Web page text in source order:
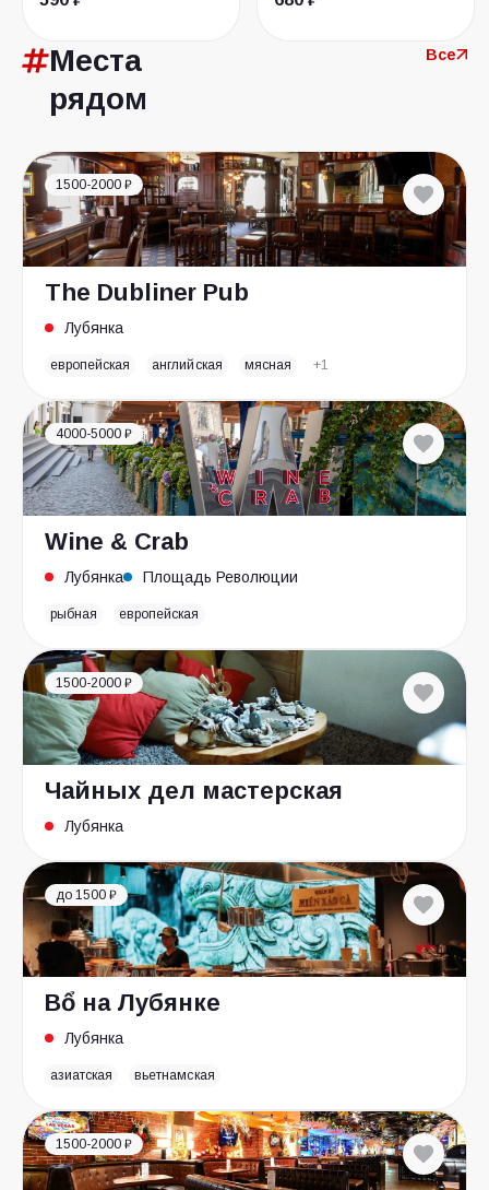
Места
рядом
Все
1500-2000 ₽
The Dubliner Pub
Лубянка
европейская английская мясная +1
4000-5000 ₽
Wine & Crab
Лубянка Площадь Революции
рыбная европейская
1500-2000 ₽
Чайных дел мастерская
Лубянка
до 1500 ₽
Bổ на Лубянке
Лубянка
азиатская вьетнамская
1500-2000 ₽